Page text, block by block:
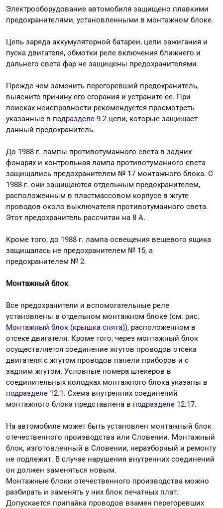
Электрооборудование автомобиля защищено плавкими
предохранителями, установленными в монтажном блоке.
Цепь заряда аккумуляторной батареи, цепи зажигания и
пуска двигателя, обмотки реле включения ближнего и
дальнего света фар не защищены предохранителями.
Прежде чем заменить перегоревший предохранитель,
выясните причину его сгорания и устраните ее. При
поисках неисправности рекомендуется просмотреть
указанные в подразделе 9.2 цепи, которые защищает
данный предохранитель.
До 1988 г. лампы противотуманного света в задних
фонарях и контрольная лампа противотуманного света
защищались предохранителем № 17 монтажного блока. С
1988 г. они защищаются отдельным предохранителем,
расположенным в пластмассовом корпусе в жгуте
проводов около выключателя противотуманного света.
Этот предохранитель рассчитан на 8 А.
Кроме того, до 1988 г. лампа освещения вещевого ящика
защищалась не предохранителем № 15, а
предохранителем № 2.
Монтажный блок
Все предохранители и вспомогательные реле
установлены в отдельном монтажном блоке (см. рис.
Монтажный блок (крышка снята)), расположенном в
отсеке двигателя. Кроме того, через монтажный блок
осуществляется соединение жгутов проводов отсека
двигателя с жгутом проводов панели приборов и с
задним жгутом. Условные номера штекеров в
соединительных колодках монтажного блока указаны в
подразделе 12.1. Схема внутренних соединений
монтажного блока представлена в подразделе 12.17.
На автомобиле может быть установлен монтажный блок
отечественного производства или Словении. Монтажный
блок, изготовленный в Словении, неразборный и ремонту
не подлежит. В случае нарушения внутренних соединений
он должен заменяться новым.
Монтажные блоки отечественного производства можно
разбирать и заменять у них блок печатных плат.
Допускается припайка проводов взамен перегоревших